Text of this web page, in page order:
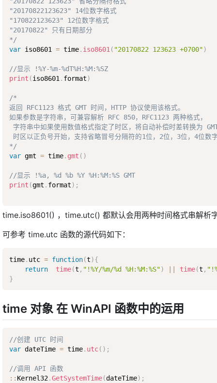
"20170822123623" 14位数字格式
"170822123623" 12位数字格式
"20170822" 只有日期部分
*/
var iso8601 = time. iso8601 ( "20170822 123623 +0700")
//显示 !%Y-%m-%dT%H:%M:%SZ
print (iso8601 . format)
/*
返回 RFC1123 格式 GMT 时间，HTTP 协议使用该格式。
如果参数是字符串，可兼容解析 RFC 850，RFC1123 两种格式，
字符串中如果使用数值格式指定了时区，将自动补偿时差转换为
时区以正负号开始，支持省略冒号分隔符的1位，2位，3位，4位数
*/
var gmt = time. gmt ( )
//显示 !%a, %d %b %Y %H:%M:%S GMT
print (gmt . format) ;
time.iso8601() ，time.utc() 都默认会用两种时间格式串解析
可参考 time.utc 函数的源代码如下：
time. utc = function(t){
return
time(t , "!%Y/%m/%d %H:%M:%S") time(t ,
}
time 对象 在 WinAPI 函数中的运用
//创建 UTC 时间
var dateTime = time. utc( ) ;
//调用 API 函数
: : Kernel32.GetSystemTime(dateTime) ;